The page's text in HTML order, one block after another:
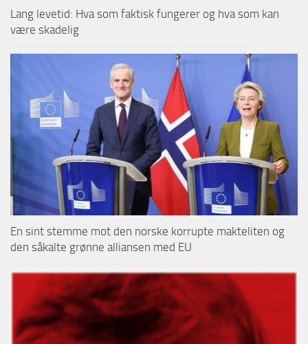
Lang levetid: Hva som faktisk fungerer og hva som kan
være skadelig
En sint stemme mot den norske korrupte makteliten og
den såkalte grønne alliansen med EU